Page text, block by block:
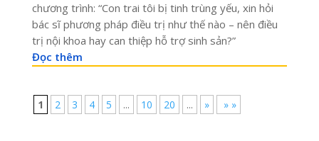
chương trình: “Con trai tôi bị tinh trùng yếu, xin hỏi
bác sĩ phương pháp điều trị như thế nào – nên điều
trị nội khoa hay can thiệp hỗ trợ sinh sản?”
Đọc thêm
1 2 3 4 5 ... 10 20 ... » » »